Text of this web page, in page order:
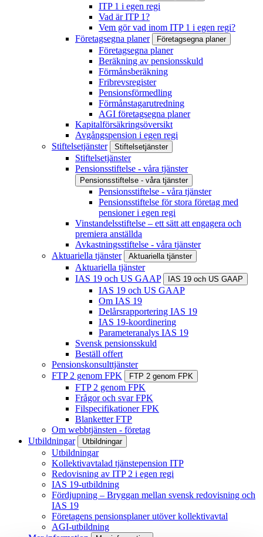
ITP 1 i egen regi
Vad är ITP 1?
Vem gör vad inom ITP 1 i egen regi?
Företagsegna planer
Företagsegna planer
Företagsegna planer
Beräkning av pensionsskuld
Förmånsberäkning
Fribrevsregister
Pensionsförmedling
Förmånstagarutredning
AGI företagsegna planer
Kapitalförsäkringsöversikt
Avgångspension i egen regi
Stiftelsetjänster
Stiftelsetjänster
Stiftelsetjänster
Pensionsstiftelse - våra tjänster
Pensionsstiftelse - våra tjänster
Pensionsstiftelse - våra tjänster
Pensionsstiftelse för stora företag med
pensioner i egen regi
Vinstandelsstiftelse – ett sätt att engagera och
premiera anställda
Avkastningsstiftelse - våra tjänster
Aktuariella tjänster
Aktuariella tjänster
Aktuariella tjänster
IAS 19 och US GAAP
IAS 19 och US GAAP
IAS 19 och US GAAP
Om IAS 19
Delårsrapportering IAS 19
IAS 19-koordinering
Parameteranalys IAS 19
Svensk pensionsskuld
Beställ offert
Pensionskonsulttjänster
FTP 2 genom FPK
FTP 2 genom FPK
FTP 2 genom FPK
Frågor och svar FPK
Filspecifikationer FPK
Blanketter FTP
Om webbtjänsten - företag
Utbildningar
Utbildningar
Utbildningar
Kollektivavtalad tjänstepension ITP
Redovisning av ITP 2 i egen regi
IAS 19-utbildning
Fördjupning – Bryggan mellan svensk redovisning och
IAS 19
Företagens pensionsplaner utöver kollektivavtal
AGI-utbildning